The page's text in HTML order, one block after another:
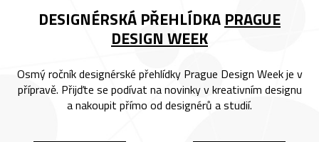
DESIGNÉRSKÁ PŘEHLÍDKA PRAGUE
DESIGN WEEK
Osmý ročník designérské přehlídky Prague Design Week je v
přípravě. Přijďte se podívat na novinky v kreativním designu
a nakoupit přímo od designérů a studií.